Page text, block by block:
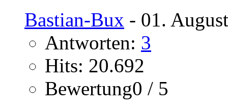
Bastian-Bux - 01.
Antworten: 3
Hits: 20.692
Bewertung0 / 5